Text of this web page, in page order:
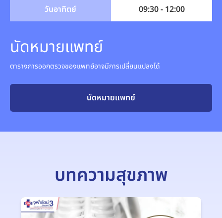
วันอาทิตย์
09:30 - 12:00
นัดหมายแพทย์
ตารางการออกตรวจของแพทย์อาจมีการเปลี่ยนแปลงได้
นัดหมายแพทย์
บทความสุขภาพ